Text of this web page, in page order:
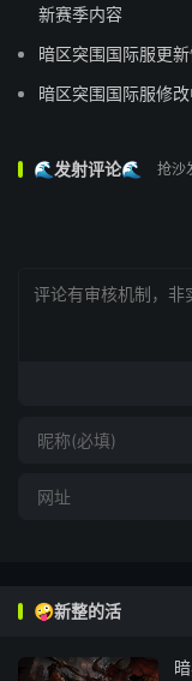
新赛季内容
暗区突围国际服更
暗区突围国际服修
🌊发射评论🌊 抢沙
🤪新整的活